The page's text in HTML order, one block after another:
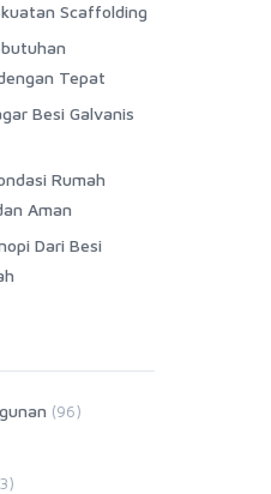
Scaffolding
Tepat
Besi Galvanis
Rumah
Aman
Dari Besi
(96)